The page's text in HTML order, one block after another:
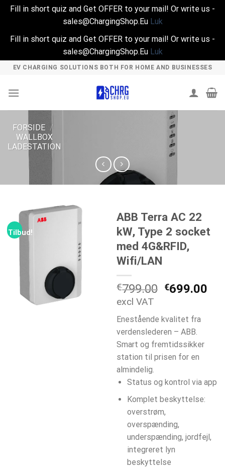
Fill in short quiz and Get OFFER to your mail! Or write us -
sales@ChargingShop.Eu Luk
Fill in short quiz and Get OFFER to your mail! Or write us -
sales@ChargingShop.Eu Luk
Skip
content
EV CHARGING SOLUTIONS BOTH FOR HOME AND BUSINESSES
FORSIDE /
WALLBOX
LADESTATION
Tilbud!
ABB Terra AC 22
kW, Type 2 socket
med 4G&RFID,
Wifi/LAN
€799.00 Den
pris
var:
€799.00.
€699.00
excl VAT
Enestående kvalitet fra
verdenslederen – ABB.
Smart og fremtidssikker
station til prisen for en
almindelig.
Status og kontrol via app
Komplet beskyttelse:
overstrøm,
overspænding,
underspænding, jordfejl,
integreret lyn
beskyttelse